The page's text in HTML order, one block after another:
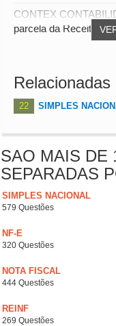
CONTEX
parcela da Receita
Relacionadas
22 SIMPLES
SAO MAIS DE
SEPARADAS
SIMPLES NACIONAL
579 Questões
NF-E
320 Questões
NOTA FISCAL
444 Questões
REINF
269 Questões